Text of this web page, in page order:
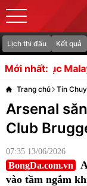
Lịch thi đấu Kết quả
Mới nhất:Gyokeres
Trang chủ Tin
Arsenal
Club
07:35 13/06/2026
BongDa.com.vn
vào tầm ngắm